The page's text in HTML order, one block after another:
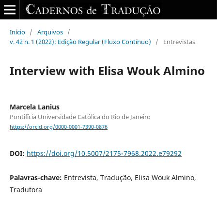
Início / Arquivos /
v. 42 n. 1 (2022): Edição Regular (Fluxo Contínuo)
/ Entrevistas
Interview with Elisa Wouk Almino
Marcela Lanius
Pontifícia Universidade Católica do Rio de Janeiro
https://orcid.org/0000-0001-7390-0876
DOI: https://doi.org/10.5007/2175-7968.2022.e79292
Palavras-chave: Entrevista, Tradução, Elisa Wouk Almino,
Tradutora